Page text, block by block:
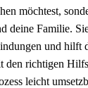
möchtest,
deine Familie.
und hilft
den richtigen
leicht